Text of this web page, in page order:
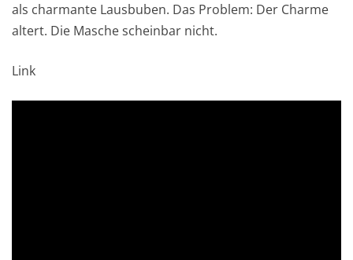
als charmante Lausbuben. Das Problem: Der Charme
altert. Die Masche scheinbar nicht.
Link